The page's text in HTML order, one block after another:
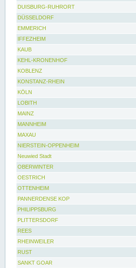
DUISBURG-RUHRORT
DÜSSELDORF
EMMERICH
IFFEZHEIM
KAUB
KEHL-KRONENHOF
KOBLENZ
KONSTANZ-RHEIN
KÖLN
LOBITH
MAINZ
MANNHEIM
MAXAU
NIERSTEIN-OPPENHEIM
Neuwied Stadt
OBERWINTER
OESTRICH
OTTENHEIM
PANNERDENSE KOP
PHILIPPSBURG
PLITTERSDORF
REES
RHEINWEILER
RUST
SANKT GOAR